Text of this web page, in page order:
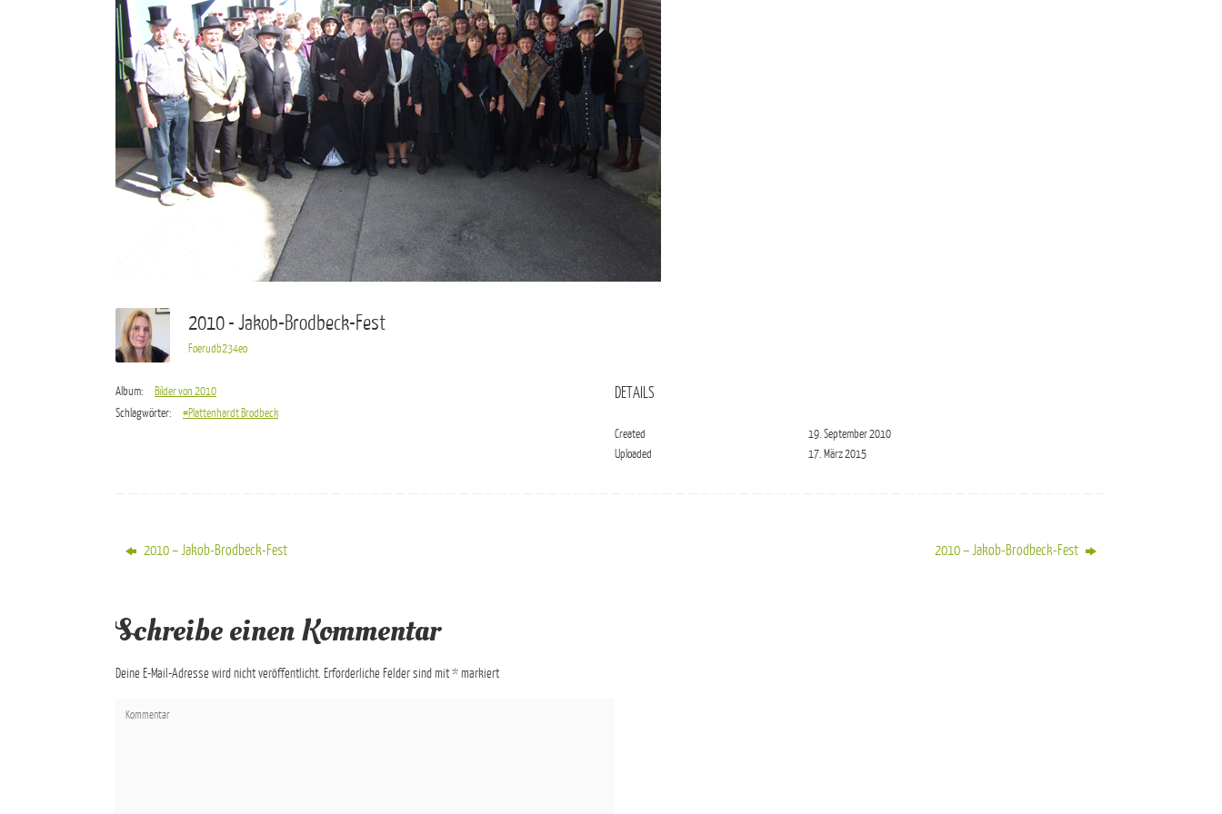
2010 - Jakob-Brodbeck-Fest
Foerudb234eo
Album:
Bilder von 2010
Schlagwörter:
#Plattenhardt Brodbeck
DETAILS
Created
19. September 2010
Uploaded
17. März 2015
2010 – Jakob-Brodbeck-Fest 2010 – Jakob-Brodbeck-Fest
Schreibe einen Kommentar
Deine E-Mail-Adresse wird nicht veröffentlicht. Erforderliche Felder sind mit*markiert